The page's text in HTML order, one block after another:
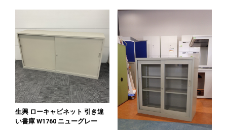
生興 ローキャビネット 引き違
い書庫 W1760 ニューグレー